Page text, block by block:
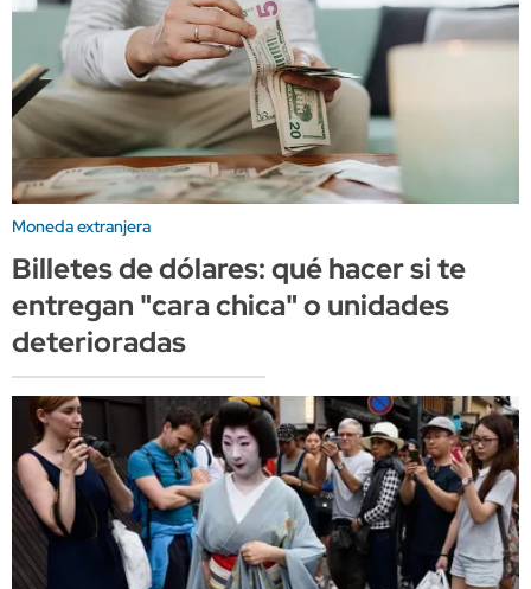
Moneda extranjera
Billetes de dólares: qué hacer si te
entregan "cara chica" o unidades
deterioradas